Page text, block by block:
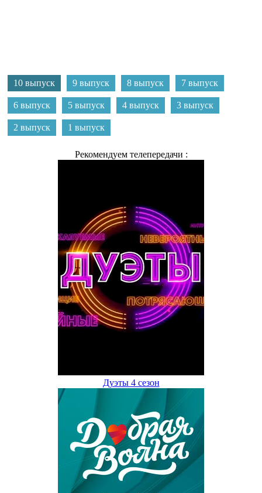
10 выпуск 9 выпуск 8 выпуск 7 выпуск
6 выпуск 5 выпуск 4 выпуск 3 выпуск
2 выпуск 1 выпуск
Рекомендуем телепередачи :
Дуэты 4 сезон